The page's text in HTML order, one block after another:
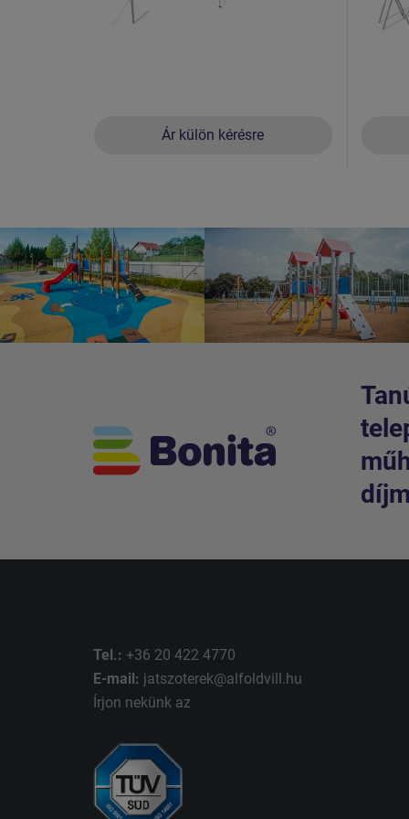
Ár külön kérésre
Tel.: +36 20 422 4770
E-mail: jatszoterek@alfoldvill.hu
Írjon nekünk az